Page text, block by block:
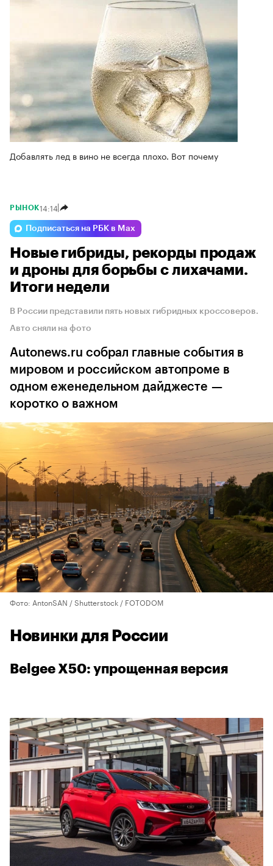
Добавлять лед в вино не всегда плохо. Вот почему
РЫНОК14:14
Подписаться на РБК в Max
Новые гибриды, рекорды продаж
и дроны для борьбы с лихачами.
Итоги недели
В России представили пять новых гибридных кроссоверов.
Авто сняли на фото
Autonews.ru собрал главные события в
мировом и российском автопроме в
одном еженедельном дайджесте —
коротко о важном
Фото: AntonSAN / Shutterstock / FOTODOM
Новинки для России
Belgee X50: упрощенная версия
00:00 / 00:00